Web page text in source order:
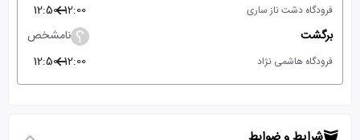
فرودگاه دشت ناز ساری 12:00
12:50
برگشت
نامشخص
فرودگاه هاشمی نژاد 12:00
12:50